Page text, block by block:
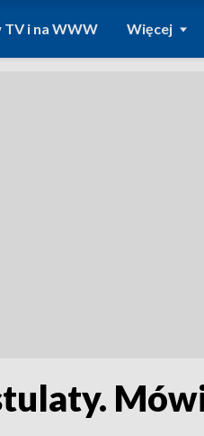
TV i na WWW Więcej